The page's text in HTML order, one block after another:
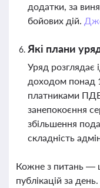
додатки, за
бойових дій.
Які плани
Уряд розглядає
доходом понад
платниками
занепокоєння
збільшення
складність
Кожне з питань —
публікацій за